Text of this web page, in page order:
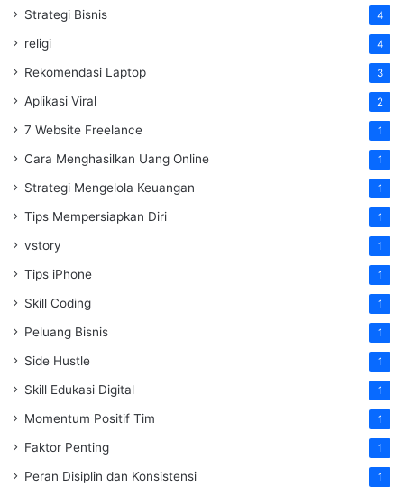
Strategi Bisnis 4
religi 4
Rekomendasi Laptop 3
Aplikasi Viral 2
7 Website Freelance 1
Cara Menghasilkan Uang Online 1
Strategi Mengelola Keuangan 1
Tips Mempersiapkan Diri 1
vstory 1
Tips iPhone 1
Skill Coding 1
Peluang Bisnis 1
Side Hustle 1
Skill Edukasi Digital 1
Momentum Positif Tim 1
Faktor Penting 1
Peran Disiplin dan Konsistensi 1